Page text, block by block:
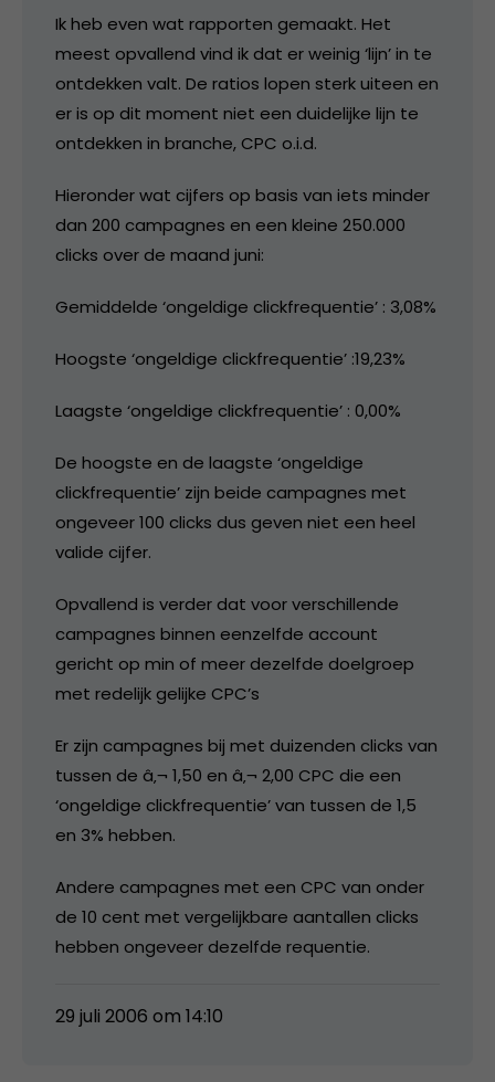
Ik heb even wat rapporten gemaakt. Het
meest opvallend vind ik dat er weinig ‘lijn’ in te
ontdekken valt. De ratios lopen sterk uiteen en
er is op dit moment niet een duidelijke lijn te
ontdekken in branche, CPC o.i.d.
Hieronder wat cijfers op basis van iets minder
dan 200 campagnes en een kleine 250.000
clicks over de maand juni:
Gemiddelde ‘ongeldige clickfrequentie’ : 3,08%
Hoogste ‘ongeldige clickfrequentie’ :19,23%
Laagste ‘ongeldige clickfrequentie’ : 0,00%
De hoogste en de laagste ‘ongeldige
clickfrequentie’ zijn beide campagnes met
ongeveer 100 clicks dus geven niet een heel
valide cijfer.
Opvallend is verder dat voor verschillende
campagnes binnen eenzelfde account
gericht op min of meer dezelfde doelgroep
met redelijk gelijke CPC’s
Er zijn campagnes bij met duizenden clicks van
tussen de â‚¬ 1,50 en â‚¬ 2,00 CPC die een
‘ongeldige clickfrequentie’ van tussen de 1,5
en 3% hebben.
Andere campagnes met een CPC van onder
de 10 cent met vergelijkbare aantallen clicks
hebben ongeveer dezelfde requentie.
29 juli 2006 om 14:10